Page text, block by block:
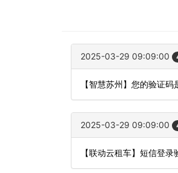
2025-03-29 09:09:00
【智慧苏州】您的验证
2025-03-29 09:09:00
【联动云租车】短信登